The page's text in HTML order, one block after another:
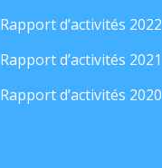
Rapport d’activités 2022
Rapport d’activités 2021
Rapport d’activités 2020